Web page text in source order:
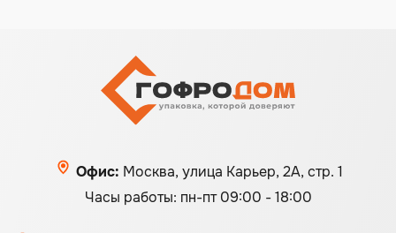
Офис: Москва, улица Карьер, 2А, стр. 1
Часы работы: пн-пт 09:00 - 18:00